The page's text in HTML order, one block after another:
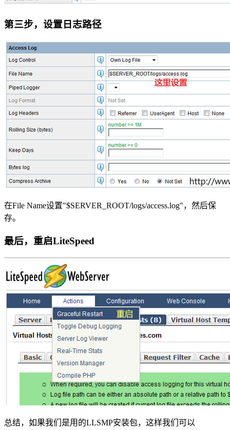
第三步，设置日志路径
在File Name设置"$SERVER_ROOT/logs/access.log"，然后保
存。
最后，重启LiteSpeed
总结，如果我们是用的LLSMP安装包，这样我们可以